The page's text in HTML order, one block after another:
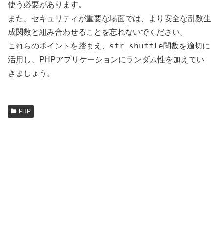
使う必要があります。
また、セキュリティが重要な場面では、より安全な乱数生
成関数と組み合わせることを忘れないでください。
これらのポイントを踏まえ、 str_shuffle関数を適切に
活用し、PHPアプリケーションにランダム性を加えてい
きましょう。
PHP